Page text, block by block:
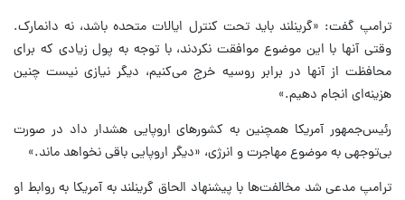
ترامپ گفت: «گرینلند باید تحت کنترل ایالات متحده باشد، نه دانمارک.
وقتی آنها با این موضوع موافقت نکردند، با توجه به پول زیادی که برای
محافظت از آنها در برابر روسیه خرج می‌کنیم، دیگر نیازی نیست چنین
هزینه‌ای انجام دهیم.»
رئیس‌جمهور آمریکا همچنین به کشورهای اروپایی هشدار داد در صورت
بی‌توجهی به موضوع مهاجرت و انرژی، «دیگر اروپایی باقی نخواهد ماند.»
ترامپ مدعی شد مخالفت‌ها با پیشنهاد الحاق گرینلند به آمریکا به روابط او